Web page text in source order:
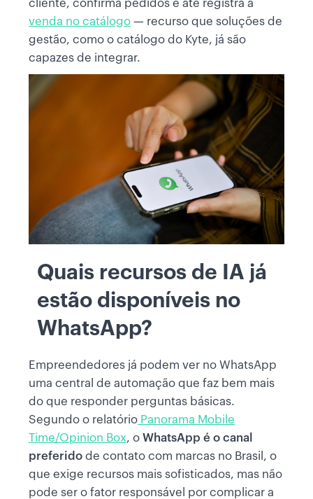
cliente, confirma pedidos e até registra a
venda no catálogo — recurso que soluções de
gestão, como o catálogo do Kyte, já são
capazes de integrar.
Quais recursos de IA já
estão disponíveis no
WhatsApp?
Empreendedores já podem ver no WhatsApp
uma central de automação que faz bem mais
do que responder perguntas básicas.
Segundo o relatório Panorama Mobile
Time/Opinion Box, o WhatsApp é o canal
preferido de contato com marcas no Brasil, o
que exige recursos mais sofisticados, mas não
pode ser o fator responsável por complicar a